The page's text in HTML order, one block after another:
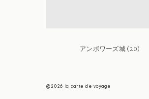
アンボワーズ城 (20)
@2026 la carte de voyage